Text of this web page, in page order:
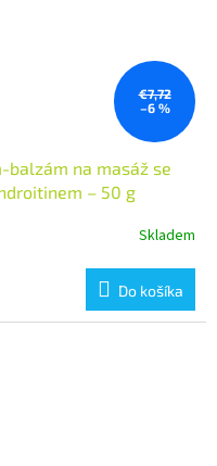
€7,72
–6 %
balzám na masáž se
– 50 g
Skladem
Do košíka